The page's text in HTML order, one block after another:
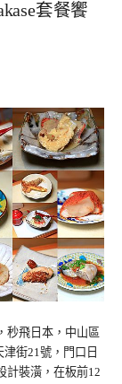
套餐饗
秒飛日本，中山區
街21號，門口日
計裝潢，在板前12